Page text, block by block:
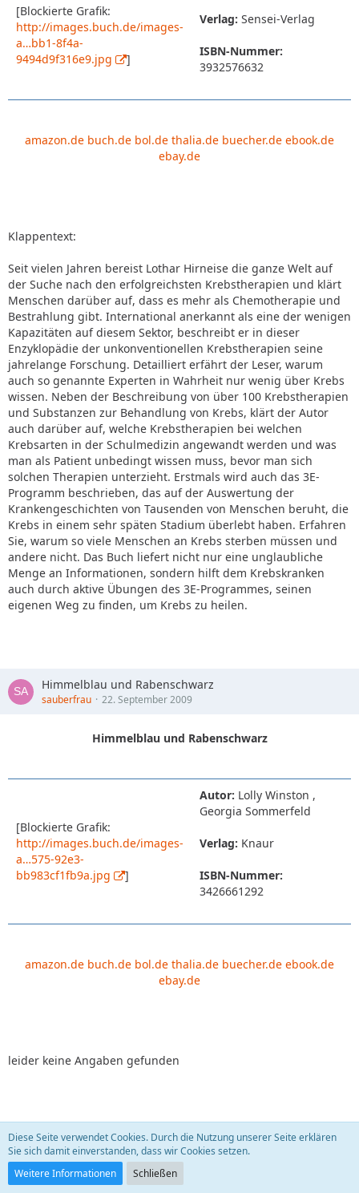
[Blockierte Grafik:
http://images.buch.de/images-
a…bb1-8f4a-
9494d9f316e9.jpg
]
Verlag: Sensei-Verlag
ISBN-Nummer:
3932576632
amazon.de buch.de bol.de thalia.de buecher.de ebook.de
ebay.de
Klappentext:
Seit vielen Jahren bereist Lothar Hirneise die ganze Welt auf
der Suche nach den erfolgreichsten Krebstherapien und klärt
Menschen darüber auf, dass es mehr als Chemotherapie und
Bestrahlung gibt. International anerkannt als eine der wenigen
Kapazitäten auf diesem Sektor, beschreibt er in dieser
Enzyklopädie der unkonventionellen Krebstherapien seine
jahrelange Forschung. Detailliert erfährt der Leser, warum
auch so genannte Experten in Wahrheit nur wenig über Krebs
wissen. Neben der Beschreibung von über 100 Krebstherapien
und Substanzen zur Behandlung von Krebs, klärt der Autor
auch darüber auf, welche Krebstherapien bei welchen
Krebsarten in der Schulmedizin angewandt werden und was
man als Patient unbedingt wissen muss, bevor man sich
solchen Therapien unterzieht. Erstmals wird auch das 3E-
Programm beschrieben, das auf der Auswertung der
Krankengeschichten von Tausenden von Menschen beruht, die
Krebs in einem sehr späten Stadium überlebt haben. Erfahren
Sie, warum so viele Menschen an Krebs sterben müssen und
andere nicht. Das Buch liefert nicht nur eine unglaubliche
Menge an Informationen, sondern hilft dem Krebskranken
auch durch aktive Übungen des 3E-Programmes, seinen
eigenen Weg zu finden, um Krebs zu heilen.
Himmelblau und Rabenschwarz
sauberfrau 22. September 2009
Himmelblau und Rabenschwarz
[Blockierte Grafik:
http://images.buch.de/images-
a…575-92e3-
bb983cf1fb9a.jpg
]
Autor: Lolly Winston ,
Georgia Sommerfeld
Verlag: Knaur
ISBN-Nummer:
3426661292
amazon.de buch.de bol.de thalia.de buecher.de ebook.de
ebay.de
leider keine Angaben gefunden
Leben, die Zweite. Krebs - eine Krankheit führt
Regie!?
sauberfrau 22. September 2009
Diese Seite verwendet Cookies. Durch die Nutzung unserer Seite erklären
Sie sich damit einverstanden, dass wir Cookies setzen.
Weitere Informationen
Schließen